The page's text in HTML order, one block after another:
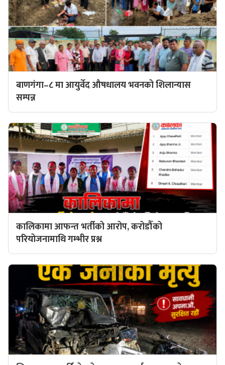
बाणगंगा–८ मा आयुर्वेद औषधालय भवनको शिलान्यास
सम्पन्न
कालिकामा आफन्त भर्तीको आरोप, करोडौँको
परियोजनामाथि गम्भीर प्रश्न